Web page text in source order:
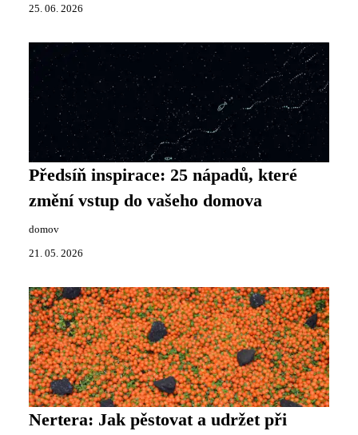
25. 06. 2026
Předsíň inspirace: 25 nápadů, které
změní vstup do vašeho domova
domov
21. 05. 2026
Nertera: Jak pěstovat a udržet při